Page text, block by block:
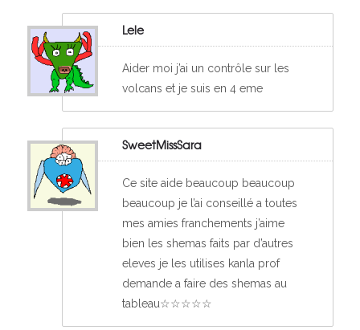
Lele
Aider moi j’ai un contrôle sur les
volcans et je suis en 4 eme
SweetMissSara
Ce site aide beaucoup beaucoup
beaucoup je l’ai conseillé a toutes
mes amies franchements j’aime
bien les shemas faits par d’autres
eleves je les utilises kanla prof
demande a faire des shemas au
tableau☆☆☆☆☆